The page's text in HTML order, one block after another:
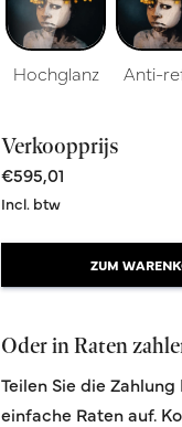
Nightfall
Größe 60x90cm
Aus 395,00
Hochglanz Anti-
Verkoopprijs
€595,01
Incl. btw
ZUM
Oder in Raten
Teilen Sie die
einfache Raten auf.